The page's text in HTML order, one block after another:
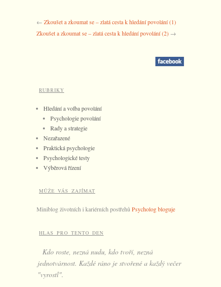
← Zkoušet a zkoumat se – zlatá cesta k hledání povolání (1)
Zkoušet a zkoumat se – zlatá cesta k hledání povolání (2) →
RUBRIKY
Hledání a volba povolání
Psychologie povolání
Rady a strategie
Nezařazené
Praktická psychologie
Psychologické testy
Výběrová řízení
MŮŽE VÁS ZAJÍMAT
Miniblog životních i kariérních postřehů Psycholog bloguje
HLAS PRO TENTO DEN
Kdo roste, nezná nudu, kdo tvoří, nezná
jednotvárnost. Každé ráno je stvořené a každý večer
"vyrostl".